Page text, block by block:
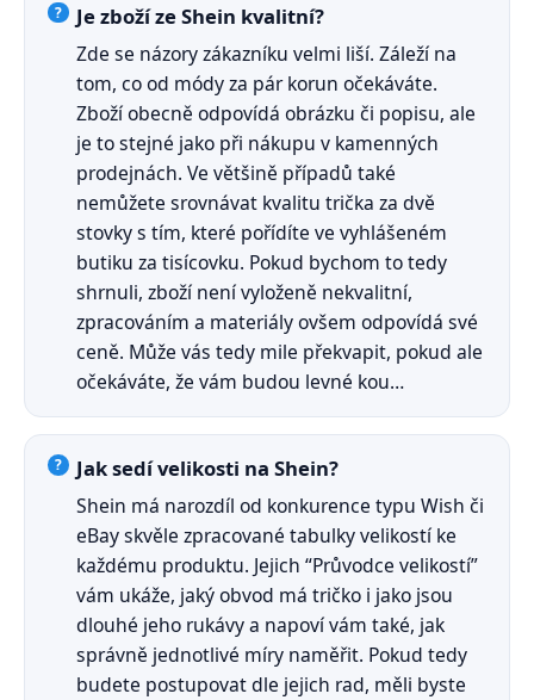
Je zboží ze Shein kvalitní?
Zde se názory zákazníku velmi liší. Záleží na
tom, co od módy za pár korun očekáváte.
Zboží obecně odpovídá obrázku či popisu, ale
je to stejné jako při nákupu v kamenných
prodejnách. Ve většině případů také
nemůžete srovnávat kvalitu trička za dvě
stovky s tím, které pořídíte ve vyhlášeném
butiku za tisícovku. Pokud bychom to tedy
shrnuli, zboží není vyloženě nekvalitní,
zpracováním a materiály ovšem odpovídá své
ceně. Může vás tedy mile překvapit, pokud ale
očekáváte, že vám budou levné kou…
Jak sedí velikosti na Shein?
Shein má narozdíl od konkurence typu Wish či
eBay skvěle zpracované tabulky velikostí ke
každému produktu. Jejich “Průvodce velikostí”
vám ukáže, jaký obvod má tričko i jako jsou
dlouhé jeho rukávy a napoví vám také, jak
správně jednotlivé míry naměřit. Pokud tedy
budete postupovat dle jejich rad, měli byste